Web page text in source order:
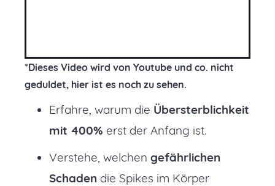
*Dieses Video wird von Youtube und co. nicht
geduldet, hier ist es noch zu sehen.
Erfahre, warum die Übersterblichkeit
mit 400% erst der Anfang ist.
Verstehe, welchen gefährlichen
Schaden die Spikes im Körper